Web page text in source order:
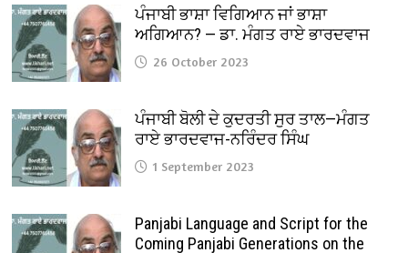
ਪੰਜਾਬੀ ਭਾਸ਼ਾ ਵਿਗਿਆਨ ਜਾਂ ਭਾਸ਼ਾ
ਅਗਿਆਨ? — ਡਾ. ਮੰਗਤ ਰਾਏ ਭਾਰਦਵਾਜ
26 October 2023
ਪੰਜਾਬੀ ਬੋਲੀ ਦੇ ਕੁਦਰਤੀ ਸੁਰ ਤਾਲ—ਮੰਗਤ
ਰਾਏ ਭਾਰਦਵਾਜ-ਨਰਿੰਦਰ ਸਿੰਘ
1 September 2023
Panjabi Language and Script for the
Coming Panjabi Generations on the